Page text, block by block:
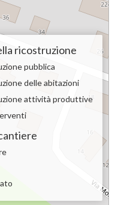
ricostruzione
pubblica
delle abitazioni
attività produttive